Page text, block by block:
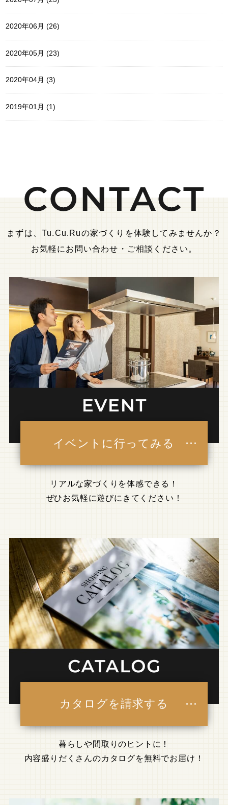
2020年06月 (26)
2020年05月 (23)
2020年04月 (3)
2019年01月 (1)
まずは、Tu.Cu.Ruの家づくりを体験してみませんか？
お気軽にお問い合わせ・ご相談ください。
イベントに行ってみる
リアルな家づくりを体感できる！
ぜひお気軽に遊びにきてください！
カタログを請求する
暮らしや間取りのヒントに！
内容盛りだくさんのカタログを無料でお届け！